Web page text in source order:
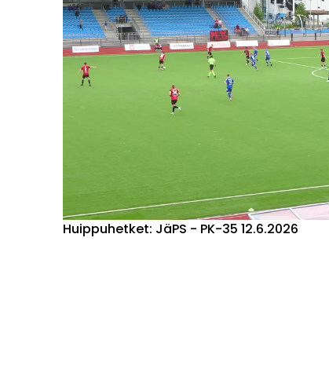
Huippuhetket: JäPS - PK-35 12.6.2026